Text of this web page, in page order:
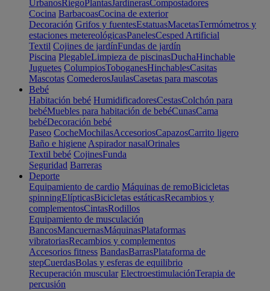
UrbanosRiegoPlantasJardinerasCompostadores
Cocina BarbacoasCocina de exterior
Decoración Grifos y fuentesEstatuasMacetasTermómetros y
estaciones metereológicasPanelesCesped Artificial
Textil Cojines de jardínFundas de jardín
Piscina PlegableLimpieza de piscinasDuchaHinchable
Juguetes ColumpiosToboganesHinchablesCasitas
Mascotas ComederosJaulasCasetas para mascotas
Bebé
Habitación bebé HumidificadoresCestasColchón para
bebéMuebles para habitación de bebéCunasCama
bebéDecoración bebé
Paseo CocheMochilasAccesoriosCapazosCarrito ligero
Baño e higiene Aspirador nasalOrinales
Textil bebé CojinesFunda
Seguridad Barreras
Deporte
Equipamiento de cardio Máquinas de remoBicicletas
spinningElípticasBicicletas estáticasRecambios y
complementosCintasRodillos
Equipamiento de musculación
BancosMancuernasMáquinasPlataformas
vibratoriasRecambios y complementos
Accesorios fitness BandasBarrasPlataforma de
stepCuerdasBolas y esferas de equilibrio
Recuperación muscular ElectroestimulaciónTerapia de
percusión